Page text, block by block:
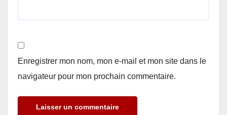
Enregistrer mon nom, mon e-mail et mon site dans le
navigateur pour mon prochain commentaire.